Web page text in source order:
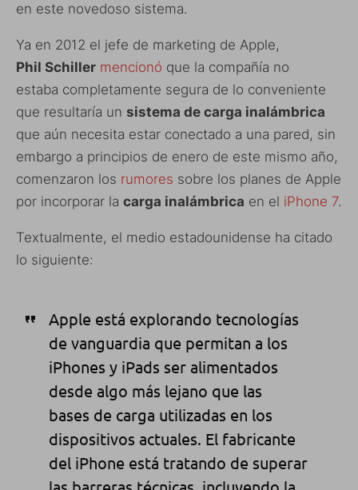
en este novedoso sistema.
Ya en 2012 el jefe de marketing de Apple,
Phil Schiller mencionó que la compañía no
estaba completamente segura de lo conveniente
que resultaría un sistema de carga inalámbrica
que aún necesita estar conectado a una pared, sin
embargo a principios de enero de este mismo año,
comenzaron los rumores sobre los planes de Apple
por incorporar la carga inalámbrica en el iPhone 7.
Textualmente, el medio estadounidense ha citado
lo siguiente:
Apple está explorando tecnologías
de vanguardia que permitan a los
iPhones y iPads ser alimentados
desde algo más lejano que las
bases de carga utilizadas en los
dispositivos actuales. El fabricante
del iPhone está tratando de superar